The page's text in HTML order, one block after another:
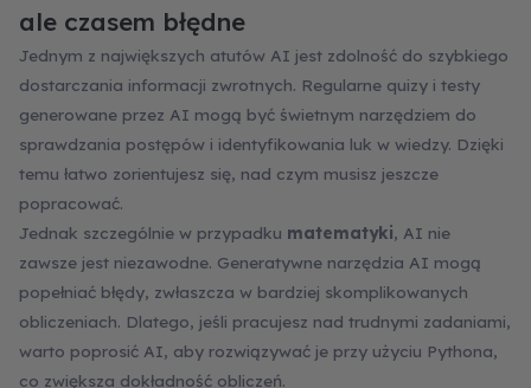
ale czasem błędne
Jednym z największych atutów AI jest zdolność do szybkiego
dostarczania informacji zwrotnych. Regularne quizy i testy
generowane przez AI mogą być świetnym narzędziem do
sprawdzania postępów i identyfikowania luk w wiedzy. Dzięki
temu łatwo zorientujesz się, nad czym musisz jeszcze
popracować.
Jednak szczególnie w przypadku matematyki, AI nie
zawsze jest niezawodne. Generatywne narzędzia AI mogą
popełniać błędy, zwłaszcza w bardziej skomplikowanych
obliczeniach. Dlatego, jeśli pracujesz nad trudnymi zadaniami,
warto poprosić AI, aby rozwiązywać je przy użyciu Pythona,
co zwiększa dokładność obliczeń.